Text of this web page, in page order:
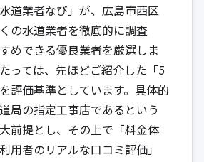
道業者なび」が、広島市西区
の水道業者を徹底的に調査
めできる優良業者を厳選しま
っては、先ほどご紹介した「5
評価基準としています。具体的
局の指定工事店であるという
前提とし、その上で「料金体
用者のリアルな口コミ評価」